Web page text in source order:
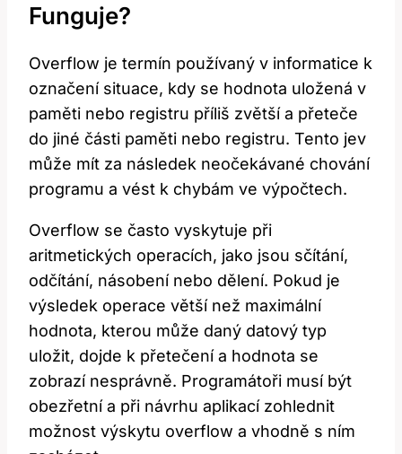
Funguje?
Overflow je termín používaný v informatice k
označení situace, kdy se hodnota uložená v
paměti nebo registru příliš zvětší a přeteče
do jiné části paměti nebo registru. Tento jev
může mít za následek neočekávané chování
programu a vést k chybám ve výpočtech.
Overflow se často vyskytuje při
aritmetických operacích, jako jsou sčítání,
odčítání, násobení nebo dělení. Pokud je
výsledek operace větší než maximální
hodnota, kterou může daný datový typ
uložit, dojde k přetečení a hodnota se
zobrazí nesprávně. Programátoři musí být
obezřetní a při návrhu aplikací zohlednit
možnost výskytu overflow a vhodně s ním